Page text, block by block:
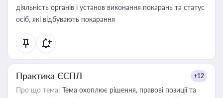
діяльність органів і установ виконання покарань та статус
осіб, які відбувають покарання
Практика ЄСПЛ +12
Про що тема: Тема охоплює рішення, правові позиції та